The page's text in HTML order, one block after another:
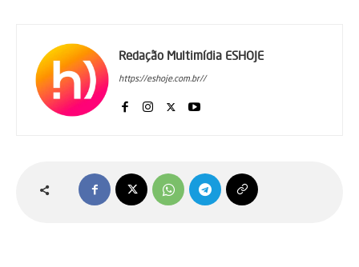
Redação Multimídia ESHOJE
https://eshoje.com.br//